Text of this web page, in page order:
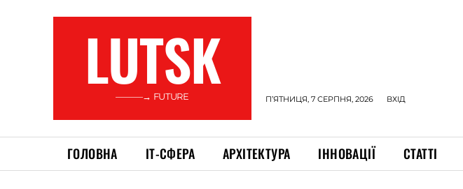
LUTSK
———→ FUTURE П’ЯТНИЦЯ, 7 СЕРПНЯ, 2026 ВХІД
ГОЛОВНА ІТ-СФЕРА АРХІТЕКТУРА ІННОВАЦІЇ СТАТТІ